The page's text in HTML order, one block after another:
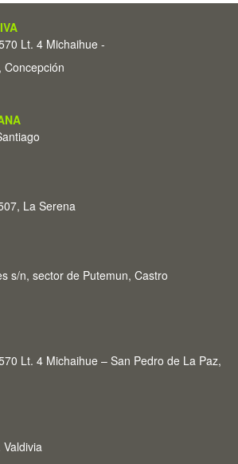
Lt. 4 Michaihue -
Concepción
La Serena
s/n, sector de Putemun, Castro
Lt. 4 Michaihue – San Pedro de La Paz,